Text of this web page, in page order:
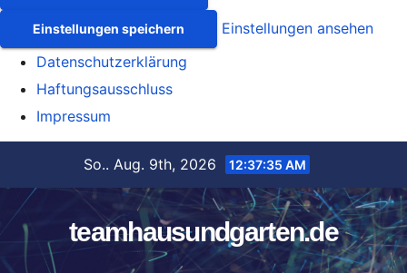
Einstellungen speichern
Einstellungen ansehen
Datenschutzerklärung
Haftungsausschluss
Impressum
springen
So.. Aug. 9th, 2026 12:37:36 AM
teamhausundgarten.de